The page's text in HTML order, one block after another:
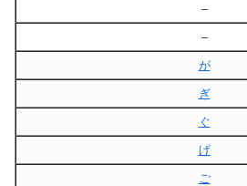
–
–
が
ぎ
ぐ
げ
ご